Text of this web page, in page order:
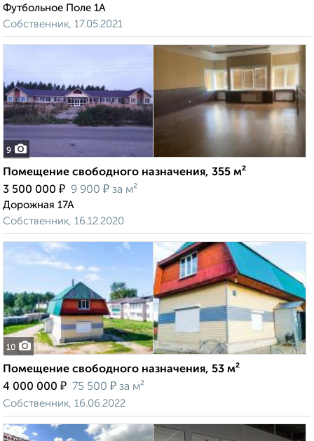
Футбольное Поле 1А
Собственник, 17.05.2021
9
Помещение свободного назначения, 355 м²
3 500 000 ₽ 9 900 ₽ за м²
Дорожная 17А
Собственник, 16.12.2020
10
Помещение свободного назначения, 53 м²
4 000 000 ₽ 75 500 ₽ за м²
Собственник, 16.06.2022